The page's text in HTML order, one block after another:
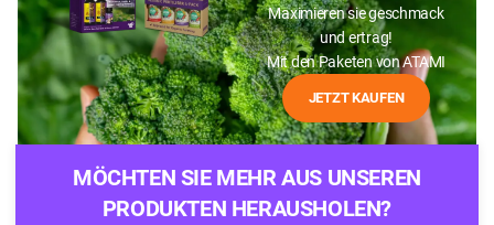
Maximieren sie geschmack
und ertrag!
Mit den Paketen von ATAMI
JETZT KAUFEN
MÖCHTEN SIE MEHR AUS UNSEREN
PRODUKTEN HERAUSHOLEN?